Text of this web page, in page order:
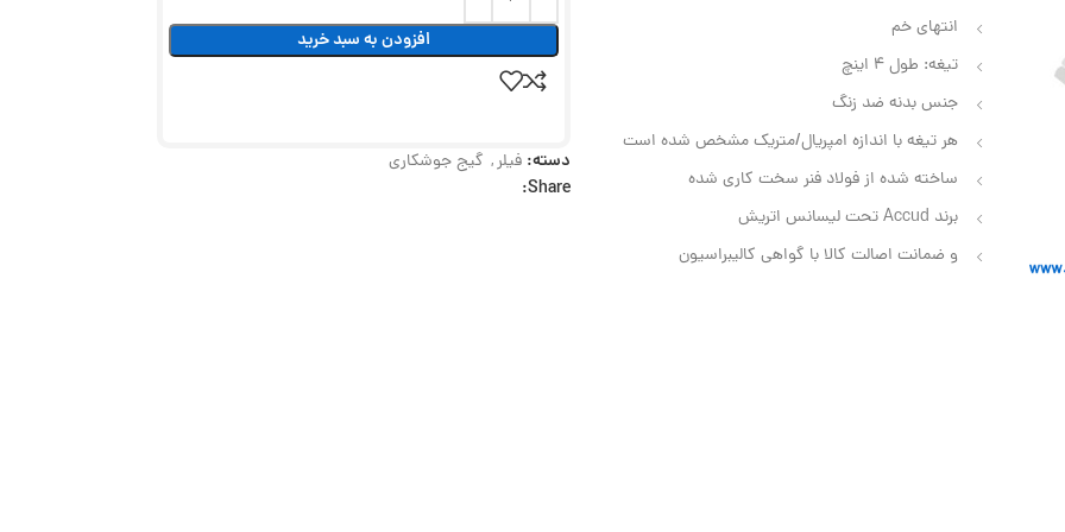
انتهای خم
تیغه: طول ۴ اینچ
جنس بدنه ضد زنگ
هر تیغه با اندازه امپریال/متریک مشخص شده است
ساخته شده از فولاد فنر سخت کاری شده
برند Accud تحت لیسانس اتریش
و ضمانت اصالت کالا با گواهی کالیبراسیون
افزودن به سبد خرید
دسته: فیلر, گیج جوشکاری
Share: